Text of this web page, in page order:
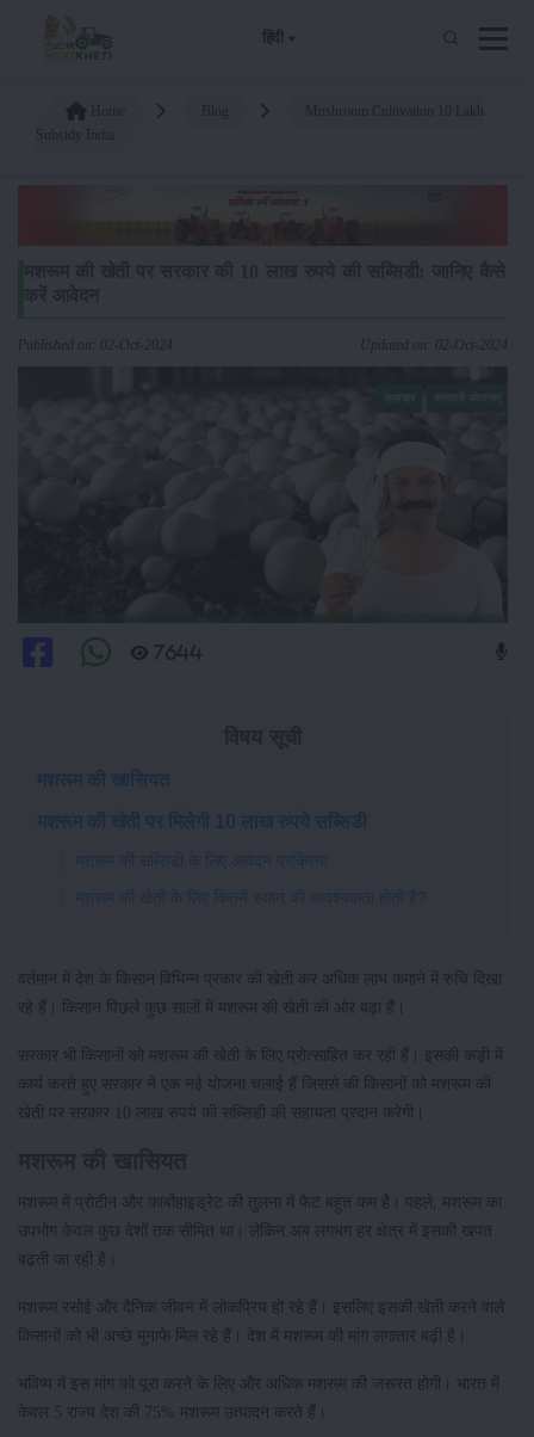
हिंदी
Published on: 02-Oct-2024 Updated on: 02-Oct-2024
7644
मशरूम की खासियत
मशरूम की खेती पर मिलेगी 10 लाख रुपये सब्सिडी
मशरूम की सब्सिडी के लिए आवेदन प्रक्रिया
मशरूम की खेती के लिए कितने स्थान की आवश्यकता होती है?
वर्तमान में देश के किसान विभिन्न प्रकार की खेती कर अधिक लाभ कमाने में रुचि दिखा
रहे हैं। किसान पिछले कुछ सालों में मशरूम की खेती की ओर बढ़ा हैं।
सरकार भी किसानों को मशरूम की खेती के लिए प्रोत्साहित कर रही हैं। इसकी कड़ी में
कार्य करते हुए सरकार ने एक नई योजना चलाई हैं जिससे की किसानों को मशरूम की
खेती पर सरकार 10 लाख रुपये की सब्सिडी की सहायता प्रदान करेगी।
मशरूम में प्रोटीन और कार्बोहाइड्रेट की तुलना में फैट बहुत कम है। पहले, मशरूम का
उपभोग केवल कुछ देशों तक सीमित था। लेकिन अब लगभग हर क्षेत्र में इसकी खपत
बढ़ती जा रही है।
मशरूम रसोई और दैनिक जीवन में लोकप्रिय हो रहे हैं। इसलिए इसकी खेती करने वाले
किसानों को भी अच्छे मुनाफे मिल रहे हैं। देश में मशरूम की मांग लगातार बढ़ी है।
भविष्य में इस मांग को पूरा करने के लिए और अधिक मशरूम की जरूरत होगी। भारत में
केवल 5 राज्य देश की 75% मशरूम उत्पादन करते हैं।